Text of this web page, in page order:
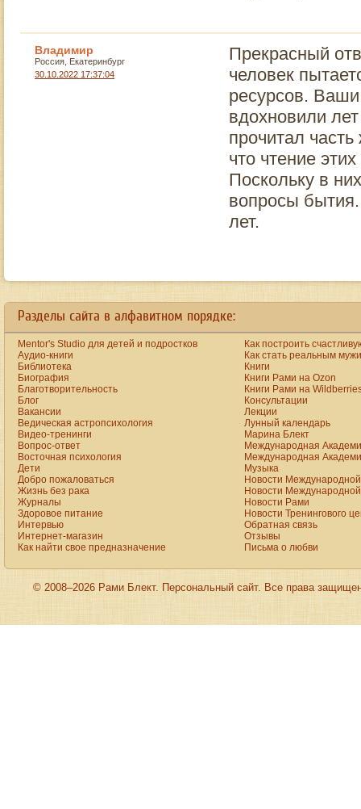
Владимир
Россия, Екатеринбург
30.10.2022 17:37:04
Прекрасный
человек
ресурсов.
вдохновили
прочитал
что чтение
Поскольку в
вопросы
лет.
https://www.bestreplicawatchsite.org
online.
watches
men
best
replica
site.
aaa+
www.vibratorstoy.com
online
shop
sale.
rolex
click
more
presents
astounding
trademark
crystallization.
we
Разделы сайта в алфавитном порядке:
Mentor's Studio для детей и подростков
Аудио-книги
Библиотека
Биография
Благотворительность
Блог
Вакансии
Ведическая астропсихология
Видео-тренинги
Вопрос-ответ
Восточная психология
Дети
Добро пожаловаться
Жизнь без рака
Журналы
Здоровое питание
Интервью
Интернет-магазин
Как найти свое предназначение
Как построить
Как стать реальным
Книги
Книги Рами на Ozon
Книги Рами на
Консультации
Лекции
Лунный календарь
Марина Блект
Международная
Международная
Музыка
Новости
Новости
Новости Рами
Новости Тренингового
Обратная связь
Отзывы
Письма о любви
© 2008–2026 Рами Блект. Персональный сайт. Все права